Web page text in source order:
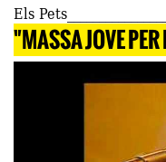
Els Pets
"MASSA JOVE